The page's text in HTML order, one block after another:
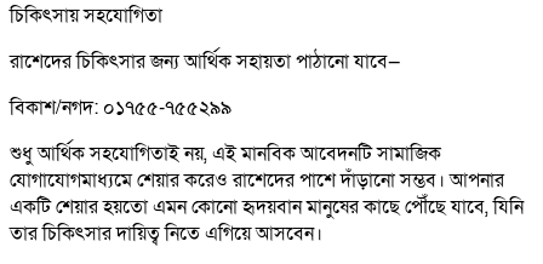
চিকিৎসায় সহযোগিতা
রাশেদের চিকিৎসার জন্য আর্থিক সহায়তা পাঠানো যাবে—
বিকাশ/নগদ: ০১৭৫৫-৭৫৫২৯৯
শুধু আর্থিক সহযোগিতাই নয়, এই মানবিক আবেদনটি সামাজিক
যোগাযোগমাধ্যমে শেয়ার করেও রাশেদের পাশে দাঁড়ানো সম্ভব। আপনার
একটি শেয়ার হয়তো এমন কোনো হৃদয়বান মানুষের কাছে পৌঁছে যাবে, যিনি
তার চিকিৎসার দায়িত্ব নিতে এগিয়ে আসবেন।